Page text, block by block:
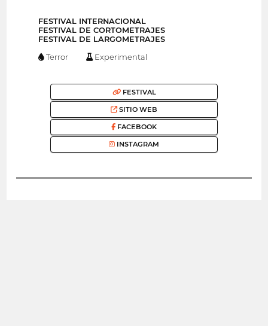
FESTIVAL INTERNACIONAL
FESTIVAL DE CORTOMETRAJES
FESTIVAL DE LARGOMETRAJES
Terror Experimental
FESTIVAL
SITIO WEB
FACEBOOK
INSTAGRAM